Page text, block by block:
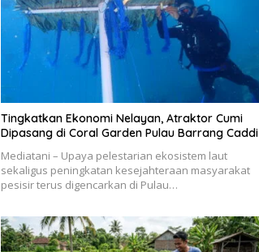
Tingkatkan Ekonomi Nelayan, Atraktor Cumi
Dipasang di Coral Garden Pulau Barrang Caddi
Mediatani – Upaya pelestarian ekosistem laut
sekaligus peningkatan kesejahteraan masyarakat
pesisir terus digencarkan di Pulau…